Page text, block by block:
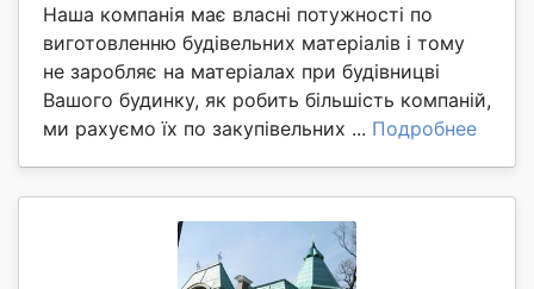
Наша компанія має власні потужності по
виготовленню будівельних матеріалів і тому
не заробляє на матеріалах при будівницві
Вашого будинку, як робить більшість компаній,
ми рахуємо їх по закупівельних ... Подробнее